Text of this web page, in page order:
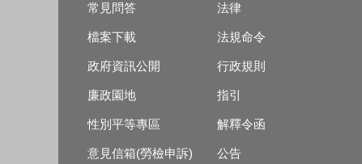
常見問答
檔案下載
政府資訊公開
廉政園地
性別平等專區
意見信箱(勞檢申訴)
法律
法規命令
行政規則
指引
解釋令函
公告